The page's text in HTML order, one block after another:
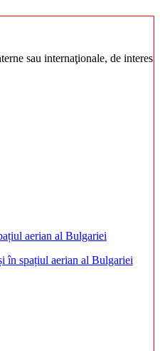
sau internaţionale, de interes
în spațiul aerian al Bulgariei